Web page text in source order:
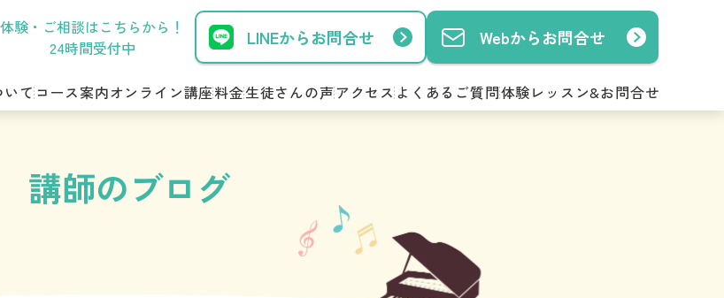
いてコース案内オンライン講座料金生徒さんの声アクセスよくあるご質問体験レッスン&お問合せ
体験・ご相談はこちらから！
24時間受付中
LINEからお問合せ Webからお問合せ
講師のブログ